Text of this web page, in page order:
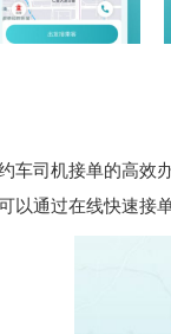
车司机接单的高效
以通过在线快速接